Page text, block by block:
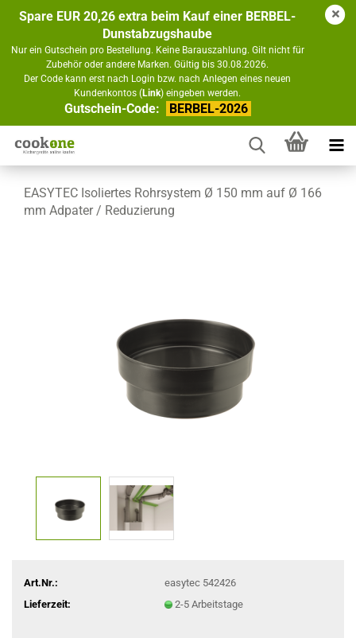
Spare EUR 20,26 extra beim Kauf einer BERBEL-
Dunstabzugshaube
Nur ein Gutschein pro Bestellung. Keine Barauszahlung. Gilt nicht für
Zubehör oder andere Marken. Gültig bis 30.08.2026.
Der Code kann erst nach Login bzw. nach Anlegen eines neuen
Kundenkontos (Link) eingeben werden.
Gutschein-Code: BERBEL-2026
EASYTEC Isoliertes Rohrsystem Ø 150 mm auf Ø 166
mm Adpater / Reduzierung
Art.Nr.:
easytec 542426
Lieferzeit:
2-5 Arbeitstage